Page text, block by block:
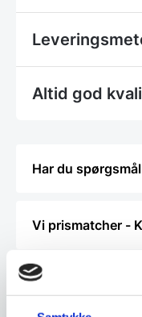
Altid god
Har du
Vi prismatcher -